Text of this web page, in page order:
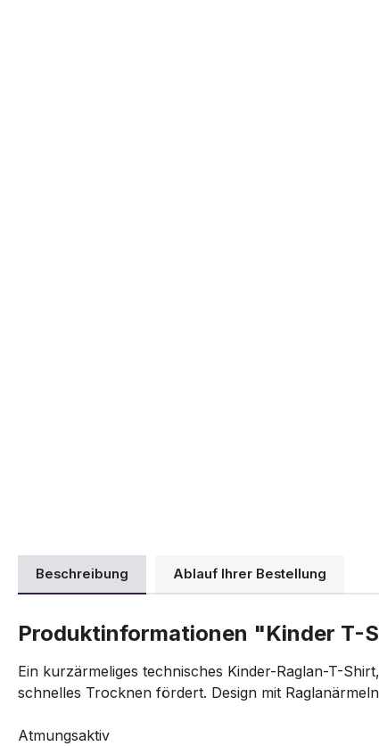
Beschreibung Ablauf Ihrer Bestellung
Produktinformationen "Kinder T-
Ein kurzärmeliges technisches Kinder-Raglan-T-
schnelles Trocknen fördert. Design mit
Atmungsaktiv